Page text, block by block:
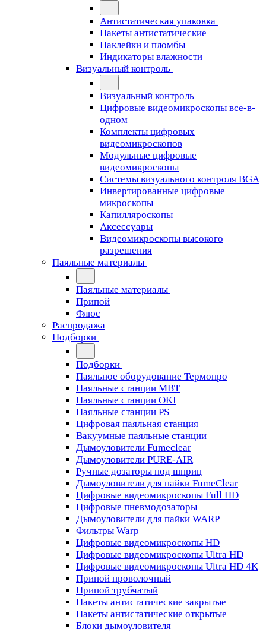
Антистатическая упаковка
Пакеты антистатические
Наклейки и пломбы
Индикаторы влажности
Визуальный контроль
Визуальный контроль
Цифровые видеомикроскопы все-в-
одном
Комплекты цифровых
видеомикроскопов
Модульные цифровые
видеомикроскопы
Cистемы визуального контроля BGA
Инвертированные цифровые
микроскопы
Капилляроскопы
Аксессуары
Видеомикроскопы высокого
разрешения
Паяльные материалы
Паяльные материалы
Припой
Флюс
Распродажа
Подборки
Подборки
Паяльное оборудование Термопро
Паяльные станции MBT
Паяльные станции OKI
Паяльные станции PS
Цифровая паяльная станция
Вакуумные паяльные станции
Дымоуловители Fumeclear
Дымоуловители PURE-AIR
Ручные дозаторы под шприц
Дымоуловители для пайки FumeClear
Цифровые видеомикроскопы Full HD
Цифровые пневмодозаторы
Дымоуловители для пайки WARP
Фильтры Warp
Цифровые видеомикроскопы HD
Цифровые видеомикроскопы Ultra HD
Цифровые видеомикроскопы Ultra HD 4K
Припой проволочный
Припой трубчатый
Пакеты антистатические закрытые
Пакеты антистатические открытые
Блоки дымоуловителя